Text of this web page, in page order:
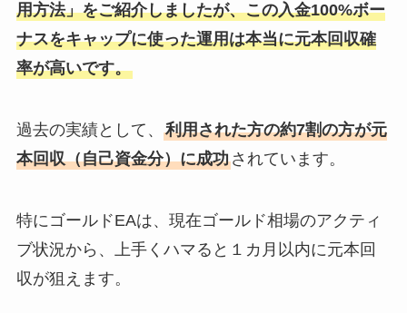
用方法」をご紹介しましたが、この入金100%ボー
ナスをキャップに使った運用は本当に元本回収確
率が高いです。
過去の実績として、 利用された方の約7割の方が元
本回収（自己資金分）に成功されています。
特にゴールドEAは、現在ゴールド相場のアクティ
ブ状況から、上手くハマると１カ月以内に元本回
収が狙えます。